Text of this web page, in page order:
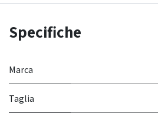
Specifiche
Marca
Taglia